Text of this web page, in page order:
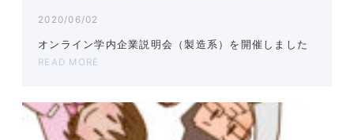
2020/06/02
オンライン学内企業説明会（製造系）を開催しました
READ MORE